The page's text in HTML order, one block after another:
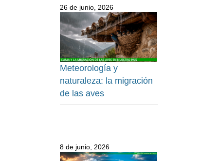
26 de junio, 2026
Meteorología y
naturaleza: la migración
de las aves
8 de junio, 2026